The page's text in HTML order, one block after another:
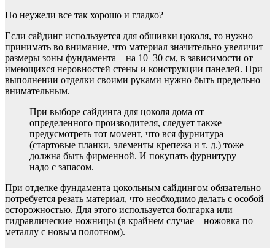
Но неужели все так хорошо и гладко?
Если сайдинг используется для обшивки цоколя, то нужно
принимать во внимание, что материал значительно увеличит
размеры зоны фундамента – на 10–30 см, в зависимости от
имеющихся неровностей стены и конструкции панелей. При
выполнении отделки своими руками нужно быть предельно
внимательным.
При выборе сайдинга для цоколя дома от
определенного производителя, следует также
предусмотреть тот момент, что вся фурнитура
(стартовые планки, элементы крепежа и т. д.) тоже
должна быть фирменной. И покупать фурнитуру
надо с запасом.
При отделке фундамента цокольным сайдингом обязательно
потребуется резать материал, что необходимо делать с особой
осторожностью. Для этого используется болгарка или
гидравлические ножницы (в крайнем случае – ножовка по
металлу с новым полотном).